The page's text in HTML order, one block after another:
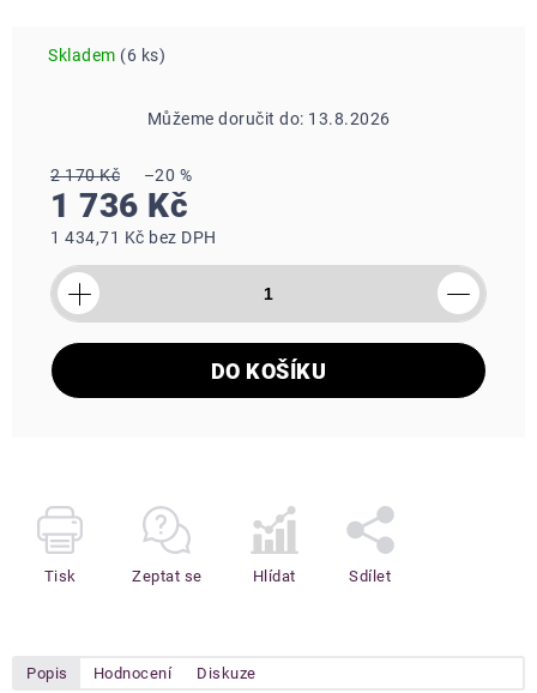
Skladem (6 ks)
Můžeme doručit do: 13.8.2026
2 170 Kč –20 %
1 736 Kč
1 434,71 Kč bez DPH
DO KOŠÍKU
Tisk Zeptat se Hlídat Sdílet
Popis Hodnocení Diskuze